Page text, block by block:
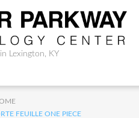
Lexington, KY
FEUILLE ONE PIECE